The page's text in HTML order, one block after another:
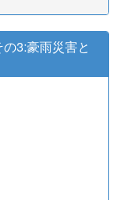
3:豪雨災害と